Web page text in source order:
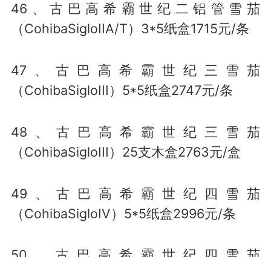
46、古巴高希霸世纪二铝管雪茄
（CohibaSigloIIA/T）3*5纸盒1715元/条
47、古巴高希霸世纪三雪茄
（CohibaSigloIII）5*5纸盒2747元/条
48、古巴高希霸世纪三雪茄
（CohibaSigloIII）25支木盒2763元/盒
49、古巴高希霸世纪四雪茄
（CohibaSigloIV）5*5纸盒2996元/条